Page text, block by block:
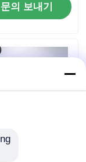
문의 보내기